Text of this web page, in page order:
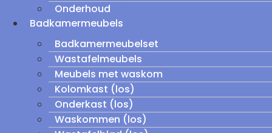
Onderhoud
Badkamermeubels
Badkamermeubelset
Wastafelmeubels
Meubels met waskom
Kolomkast (los)
Onderkast (los)
Waskommen (los)